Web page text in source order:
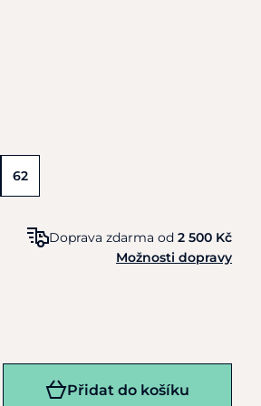
62
Doprava zdarma od 2 500 Kč
Možnosti dopravy
Přidat do košíku